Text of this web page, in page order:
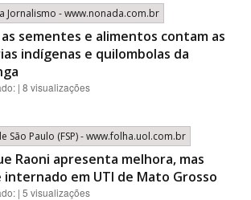
Jornalismo - www.nonada.com.br
as sementes e alimentos contam as
indígenas e quilombolas da
| 8 visualizações
São Paulo (FSP) - www.folha.uol.com.br
Raoni apresenta melhora, mas
internado em UTI de Mato Grosso
| 5 visualizações